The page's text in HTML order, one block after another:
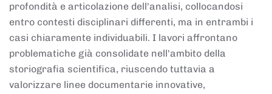
profondità e articolazione dell'analisi, collocandosi
entro contesti disciplinari differenti, ma in entrambi i
casi chiaramente individuabili. I lavori affrontano
problematiche già consolidate nell'ambito della
storiografia scientifica, riuscendo tuttavia a
valorizzare linee documentarie innovative,